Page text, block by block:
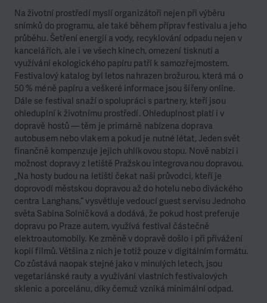
Na životní prostředí myslí organizátoři nejen při výběru
snímků do programu, ale také během příprav festivalu a jeho
průběhu. Šetření energií a vody, recyklování odpadu nejen v
kancelářích, ale i ve všech kinech, omezení tisknutí a
využívání ekologického papíru patří k samozřejmostem.
Festivalový katalog byl letos nahrazen brožurou, která má o
50 % méně papíru a veškeré informace jsou šířeny online.
Dále se festival snaží o spolupráci s partnery, kteří jsou
ohleduplní k životnímu prostředí. Ohleduplnost platí i v
dopravě hostů — těm je primárně nabízena doprava
autobusem nebo vlakem a pokud je nutné létat, Jeden svět
finančně kompenzuje jejich uhlíkovou stopu. Nově nabízí i
možnost dopravy z letiště Pražskou integrovanou dopravou.
„Na hosty budou na letišti čekat naši průvodci, kteří je
doprovodí městskou dopravou až do hotelu nebo diváckého
centra Langhans,“ vysvětluje vedoucí guest servisu Jednoho
světa Sabina Solničková a dodává, že pokud host preferuje
dopravu po Praze autem, využívá festival částečně
elektroautomobily. Ke změně v dopravě došlo i při přivážení
kopií filmů. Většina z nich je totiž pouze v digitálním formátu.
Co zůstává naopak stejné jako v minulých letech, jsou
vegetariánské rauty a využívání vlastních festivalových
sklenic a porcelánu, díky čemuž vzniká minimální odpad.